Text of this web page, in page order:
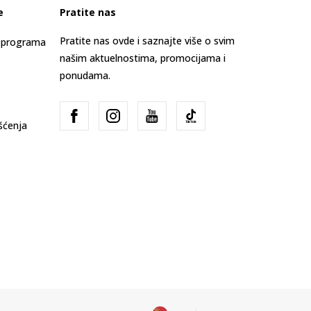
Pratite nas
Pratite nas ovde i saznajte više o svim
našim aktuelnostima, promocijama i
ponudama.